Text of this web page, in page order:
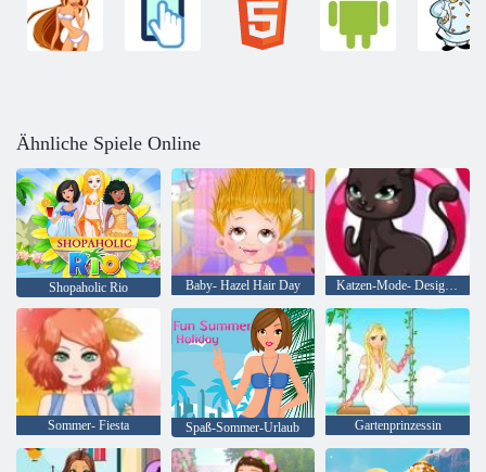
Ähnliche Spiele Online
Shopaholic Rio Baby- Hazel Hair Day Katzen-Mode- Designer
Sommer- Fiesta Spaß-Sommer-Urlaub Gartenprinzessin